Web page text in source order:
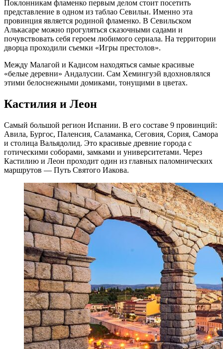
Поклонникам фламенко первым делом стоит посетить
представление в одном из таблао Севильи. Именно эта
провинция является родиной фламенко. В Севильском
Алькасаре можно прогуляться сказочными садами и
почувствовать себя героем любимого сериала. На территории
дворца проходили съемки «Игры престолов».
Между Малагой и Кадисом находяться самые красивые
«белые деревни» Андалусии. Сам Хемингуэй вдохновлялся
этими белоснежными домиками, тонущими в цветах.
Кастилия и Леон
Самый большой регион Испании. В его составе 9 провинций:
Авила, Бургос, Паленсия, Саламанка, Сеговия, Сория, Самора
и столица Вальядолид. Это красивые древние города с
готическими соборами, замками и университетами. Через
Кастилию и Леон проходит один из главных паломнических
маршрутов — Путь Святого Иакова.